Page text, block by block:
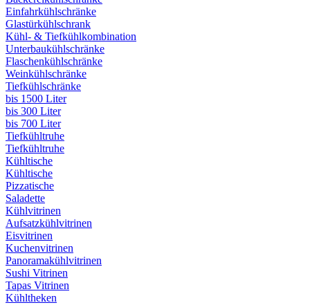
Einfahrkühlschränke
Glastürkühlschrank
Kühl- & Tiefkühlkombination
Unterbaukühlschränke
Flaschenkühlschränke
Weinkühlschränke
Tiefkühlschränke
bis 1500 Liter
bis 300 Liter
bis 700 Liter
Tiefkühltruhe
Tiefkühltruhe
Kühltische
Kühltische
Pizzatische
Saladette
Kühlvitrinen
Aufsatzkühlvitrinen
Eisvitrinen
Kuchenvitrinen
Panoramakühlvitrinen
Sushi Vitrinen
Tapas Vitrinen
Kühltheken